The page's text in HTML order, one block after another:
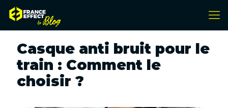
Casque anti bruit pour le
train : Comment le
choisir ?